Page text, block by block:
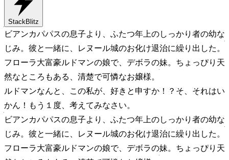
StackBlitz
ビアンカパパスの息子より、ふたつ年上のしっかり者の幼な
じみ。彼と一緒に、レヌール城のお化け退治に繰り出した。
フローラ大富豪ルドマンの娘で、デボラの妹。ちょっぴり天
然なところもある、清楚で可憐なお嬢様。
ルドマンなんと、この私が、好きと申すか！？そ、それはい
かん！もう１度、考えてみなさい。
ビアンカパパスの息子より、ふたつ年上のしっかり者の幼な
じみ。彼と一緒に、レヌール城のお化け退治に繰り出した。
フローラ大富豪ルドマンの娘で、デボラの妹。ちょっぴり天